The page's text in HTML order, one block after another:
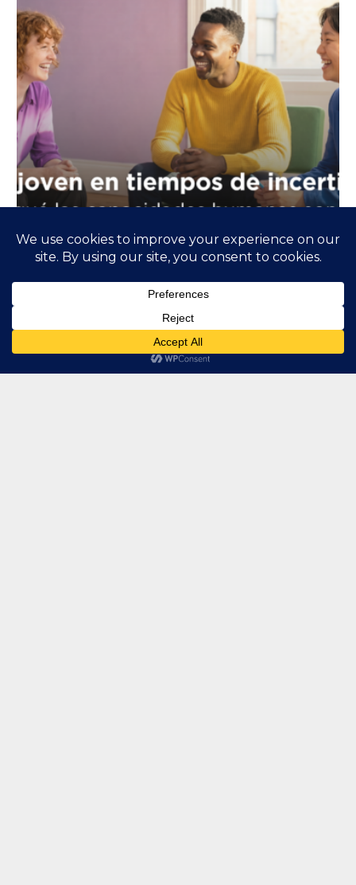
Talento joven en tiempos de incertidumbre